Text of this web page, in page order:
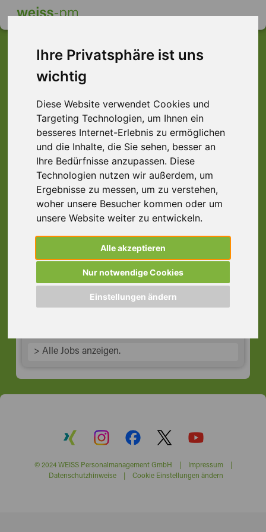
Ihre Privatsphäre ist uns
wichtig
Diese Website verwendet Cookies und
Targeting Technologien, um Ihnen ein
besseres Internet-Erlebnis zu ermöglichen
und die Inhalte, die Sie sehen, besser an
Ihre Bedürfnisse anzupassen. Diese
Technologien nutzen wir außerdem, um
Ergebnisse zu messen, um zu verstehen,
woher unsere Besucher kommen oder um
unsere Website weiter zu entwickeln.
Alle akzeptieren
Nur notwendige Cookies
Einstellungen ändern
Dieser Job ist leider
nicht mehr verfügbar ...
... aber vielleicht ist hier etwas dabei:
Fachlagerist (m/w/d) Lagermitarbeiter,
Dietzenbach
63128 Dietzenbach
> Alle Jobs anzeigen.
© 2024 WEISS Personalmanagement GmbH | Impressum|
Datenschutzhinweise| Cookie Einstellungen ändern